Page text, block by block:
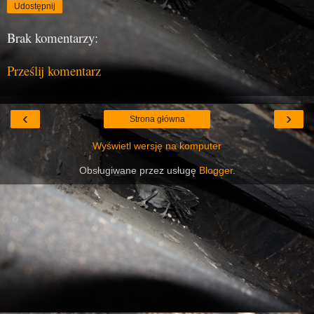
Udostępnij
Brak komentarzy:
Prześlij komentarz
‹ ›
Strona główna
Wyświetl wersję na komputer
Obsługiwane przez usługę Blogger.